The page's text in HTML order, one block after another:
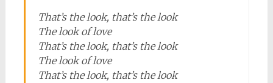
That’s the look, that’s the look
The look of love
That’s the look, that’s the look
The look of love
That’s the look, that’s the look